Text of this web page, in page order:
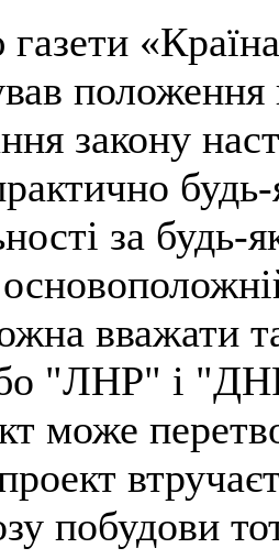
газети
положення
закону
за
вважати
"ЛНР" і
може
побудови